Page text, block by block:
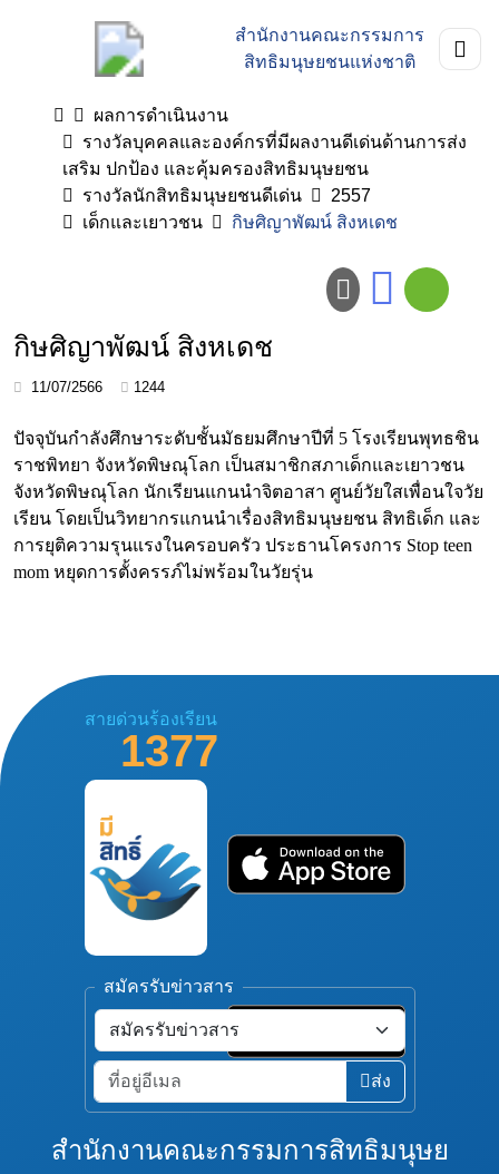
สำนักงานคณะกรรมการ
สิทธิมนุษยชนแห่งชาติ
ผลการดำเนินงาน
รางวัลบุคคลและองค์กรที่มีผลงานดีเด่นด้านการส่ง
เสริม ปกป้อง และคุ้มครองสิทธิมนุษยชน
รางวัลนักสิทธิมนุษยชนดีเด่น
2557
เด็กและเยาวชน
กิษศิญาพัฒน์ สิงหเดช
กิษศิญาพัฒน์ สิงหเดช
11/07/2566 1244
ปัจจุบันกำลังศึกษาระดับชั้นมัธยมศึกษาปีที่ 5 โรงเรียนพุทธชิน
ราชพิทยา จังหวัดพิษณุโลก เป็นสมาชิกสภาเด็กและเยาวชน
จังหวัดพิษณุโลก นักเรียนแกนนำจิตอาสา ศูนย์วัยใสเพื่อนใจวัย
เรียน โดยเป็นวิทยากรแกนนำเรื่องสิทธิมนุษยชน สิทธิเด็ก และ
การยุติความรุนแรงในครอบครัว ประธานโครงการ Stop teen
mom หยุดการตั้งครรภ์ไม่พร้อมในวัยรุ่น
สำนักงานคณะกรรมการสิทธิมนุษย
สายด่วนร้องเรียน
1377
สมัครรับข่าวสาร
ส่ง